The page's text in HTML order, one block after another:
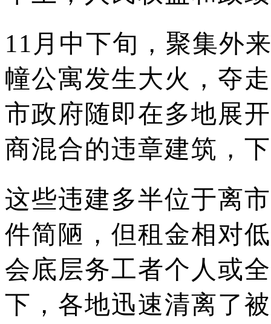
11月中下旬，聚集外
幢公寓发生大火，夺
市政府随即在多地展
商混合的违章建筑，
这些违建多半位于离
件简陋，但租金相对
会底层务工者个人或
下，各地迅速清离了